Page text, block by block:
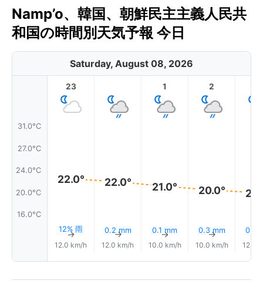
Namp’o、韓国、朝鮮民主主義人民共
和国の時間別天気予報 今日
Saturday, August 08, 2026
31.0°C
27.0°C
24.0°C
20.0°C
16.0°C
23
22.0°
12% 雨
↑
12.0 km/h
22.0°
0.2 mm
↑
12.0 km/h
1
21.0°
0.1 mm
↑
10.0 km/h
2
20.0°
0.3 mm
↑
10.0 km/h
0.0
12.0